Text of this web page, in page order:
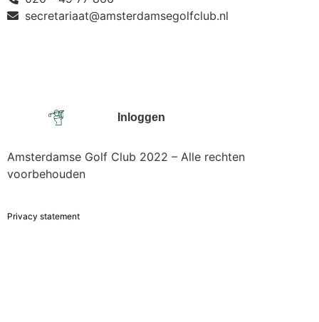
secretariaat@amsterdamsegolfclub.nl
Inloggen
Amsterdamse Golf Club 2022 – Alle rechten
voorbehouden
Privacy statement